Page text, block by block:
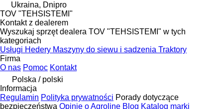
Ukraina, Dnipro
TOV "TEHSISTEMI"
Kontakt z dealerem
Wyszukaj sprzęt dealera TOV "TEHSISTEMI" w tych
kategoriach
Usługi Hedery Maszyny do siewu i sadzenia Traktory
Firma
O nas Pomoc Kontakt
Polska / polski
Informacja
Regulamin Polityka prywatności Porady dotyczące
bezpieczeństwa Opinie o Agroline Blog Katalog marki